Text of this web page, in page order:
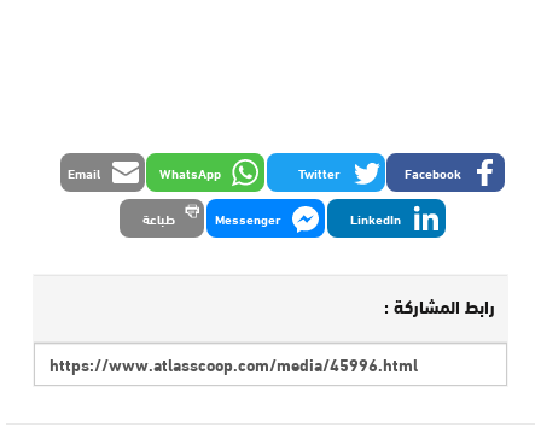
Facebook
Twitter
WhatsApp
Email
LinkedIn
Messenger طباعة
رابط المشاركة :